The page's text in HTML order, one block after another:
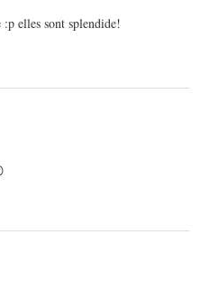
:p elles sont splendide!